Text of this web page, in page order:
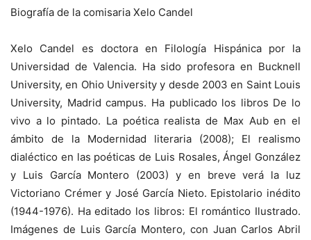
Biografía de la comisaria Xelo Candel
Xelo Candel es doctora en Filología Hispánica por la
Universidad de Valencia. Ha sido profesora en Bucknell
University, en Ohio University y desde 2003 en Saint Louis
University, Madrid campus. Ha publicado los libros De lo
vivo a lo pintado. La poética realista de Max Aub en el
ámbito de la Modernidad literaria (2008); El realismo
dialéctico en las poéticas de Luis Rosales, Ángel González
y Luis García Montero (2003) y en breve verá la luz
Victoriano Crémer y José García Nieto. Epistolario inédito
(1944-1976). Ha editado los libros: El romántico Ilustrado.
Imágenes de Luis García Montero, con Juan Carlos Abril